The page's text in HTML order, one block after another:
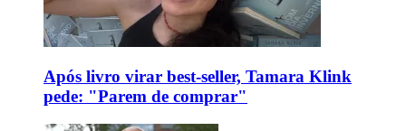
Após livro virar best-seller, Tamara Klink
pede: "Parem de comprar"